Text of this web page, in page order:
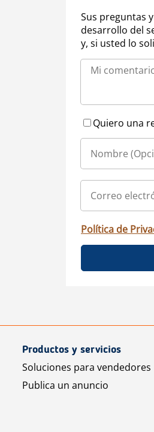
Sus preguntas
desarrollo del
y, si usted lo
Quiero una
Política de
Productos y servicios
Soluciones para vendedores
Publica un anuncio